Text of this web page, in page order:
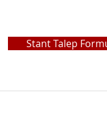
Stant Talep